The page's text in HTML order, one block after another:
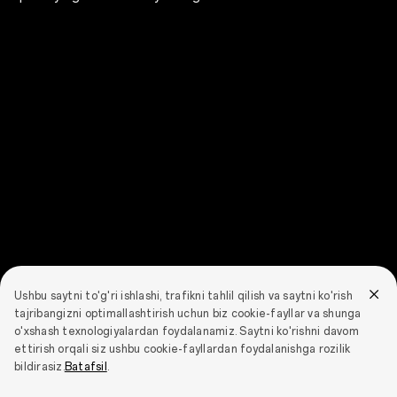
Ushbu saytni to'g'ri ishlashi, trafikni tahlil qilish va saytni ko'rish
tajribangizni optimallashtirish uchun biz cookie-fayllar va shunga
o'xshash texnologiyalardan foydalanamiz. Saytni ko'rishni davom
ettirish orqali siz ushbu cookie-fayllardan foydalanishga rozilik
bildirasiz.Batafsil .